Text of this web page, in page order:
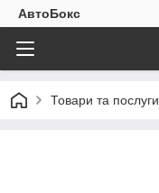
АвтоБокс
Товари та послуги